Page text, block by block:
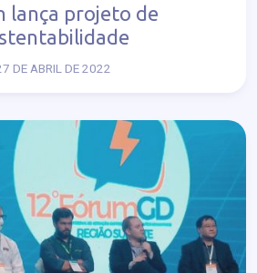
lança projeto de
DE ABRIL DE 2022